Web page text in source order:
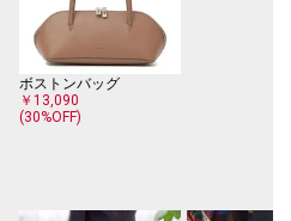
できる万能トップスです。
ボストンバッグ
￥13,090
(30%OFF)